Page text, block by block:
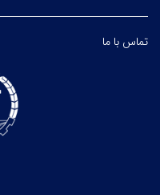
تماس با ما